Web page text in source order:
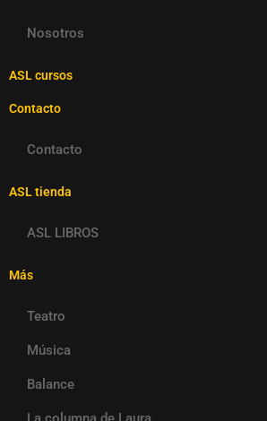
Nosotros
ASL cursos
Contacto
Contacto
ASL tienda
ASL LIBROS
Más
Teatro
Música
Balance